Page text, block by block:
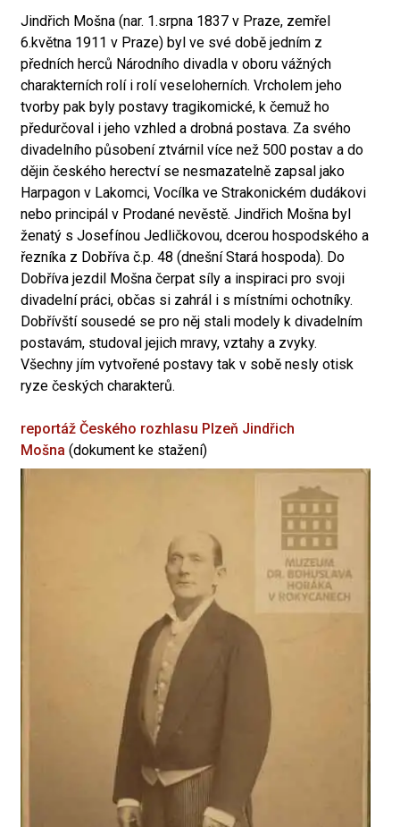
Jindřich Mošna (nar. 1.srpna 1837 v Praze, zemřel
6.května 1911 v Praze) byl ve své době jedním z
předních herců Národního divadla v oboru vážných
charakterních rolí i rolí veseloherních. Vrcholem jeho
tvorby pak byly postavy tragikomické, k čemuž ho
předurčoval i jeho vzhled a drobná postava. Za svého
divadelního působení ztvárnil více než 500 postav a do
dějin českého herectví se nesmazatelně zapsal jako
Harpagon v Lakomci, Vocílka ve Strakonickém dudákovi
nebo principál v Prodané nevěstě. Jindřich Mošna byl
ženatý s Josefínou Jedličkovou, dcerou hospodského a
řezníka z Dobříva č.p. 48 (dnešní Stará hospoda). Do
Dobříva jezdil Mošna čerpat síly a inspiraci pro svoji
divadelní práci, občas si zahrál i s místními ochotníky.
Dobřívští sousedé se pro něj stali modely k divadelním
postavám, studoval jejich mravy, vztahy a zvyky.
Všechny jím vytvořené postavy tak v sobě nesly otisk
ryze českých charakterů.
reportáž Českého rozhlasu Plzeň Jindřich
Mošna (dokument ke stažení)